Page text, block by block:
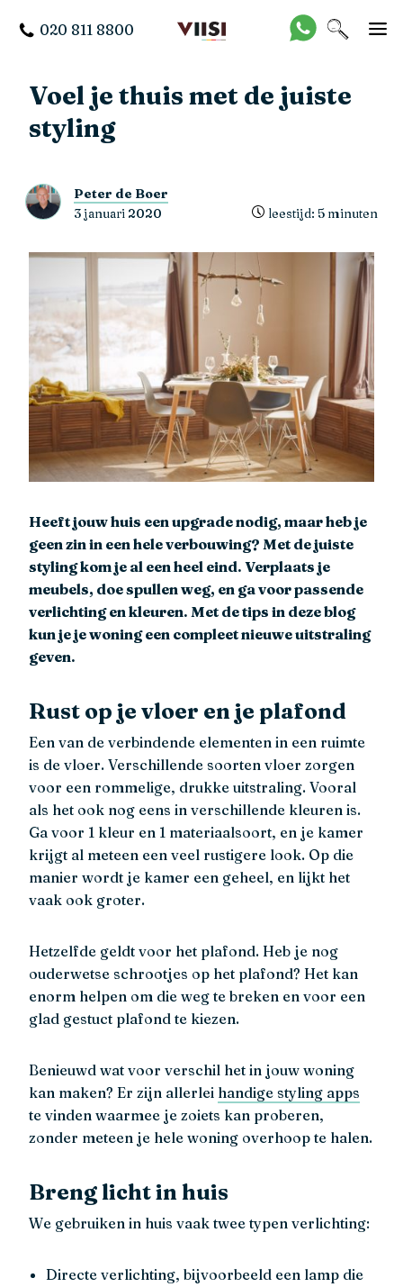
020 811 8800
Voel je thuis met de juiste
styling
Peter de Boer
3 januari 2020
leestijd: 5 minuten
Heeft jouw huis een upgrade nodig, maar heb je
geen zin in een hele verbouwing? Met de juiste
styling kom je al een heel eind. Verplaats je
meubels, doe spullen weg, en ga voor passende
verlichting en kleuren. Met de tips in deze blog
kun je je woning een compleet nieuwe uitstraling
geven.
Rust op je vloer en je plafond
Een van de verbindende elementen in een ruimte
is de vloer. Verschillende soorten vloer zorgen
voor een rommelige, drukke uitstraling. Vooral
als het ook nog eens in verschillende kleuren is.
Ga voor 1 kleur en 1 materiaalsoort, en je kamer
krijgt al meteen een veel rustigere look. Op die
manier wordt je kamer een geheel, en lijkt het
vaak ook groter.
Hetzelfde geldt voor het plafond. Heb je nog
ouderwetse schrootjes op het plafond? Het kan
enorm helpen om die weg te breken en voor een
glad gestuct plafond te kiezen.
Benieuwd wat voor verschil het in jouw woning
kan maken? Er zijn allerlei handige styling apps
te vinden waarmee je zoiets kan proberen,
zonder meteen je hele woning overhoop te halen.
Breng licht in huis
We gebruiken in huis vaak twee typen verlichting:
Directe verlichting, bijvoorbeeld een lamp die